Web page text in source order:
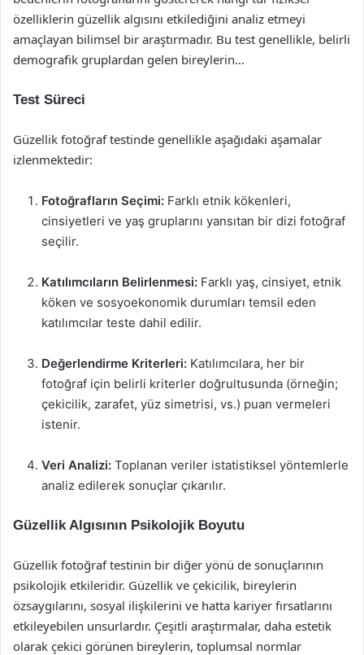
özelliklerin güzellik algısını etkilediğini analiz etmeyi
amaçlayan bilimsel bir araştırmadır. Bu test genellikle, belirli
demografik gruplardan gelen bireylerin…
Test Süreci
Güzellik fotoğraf testinde genellikle aşağıdaki aşamalar
izlenmektedir:
Fotoğrafların Seçimi: Farklı etnik kökenleri,
cinsiyetleri ve yaş gruplarını yansıtan bir dizi fotoğraf
seçilir.
Katılımcıların Belirlenmesi: Farklı yaş, cinsiyet, etnik
köken ve sosyoekonomik durumları temsil eden
katılımcılar teste dahil edilir.
Değerlendirme Kriterleri: Katılımcılara, her bir
fotoğraf için belirli kriterler doğrultusunda (örneğin;
çekicilik, zarafet, yüz simetrisi, vs.) puan vermeleri
istenir.
Veri Analizi: Toplanan veriler istatistiksel yöntemlerle
analiz edilerek sonuçlar çıkarılır.
Güzellik Algısının Psikolojik Boyutu
Güzellik fotoğraf testinin bir diğer yönü de sonuçlarının
psikolojik etkileridir. Güzellik ve çekicilik, bireylerin
özsaygılarını, sosyal ilişkilerini ve hatta kariyer fırsatlarını
etkileyebilen unsurlardır. Çeşitli araştırmalar, daha estetik
olarak çekici görünen bireylerin, toplumsal normlar